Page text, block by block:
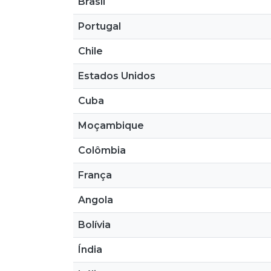
Portugal
Chile
Estados Unidos
Cuba
Moçambique
Colômbia
França
Angola
Bolívia
Índia